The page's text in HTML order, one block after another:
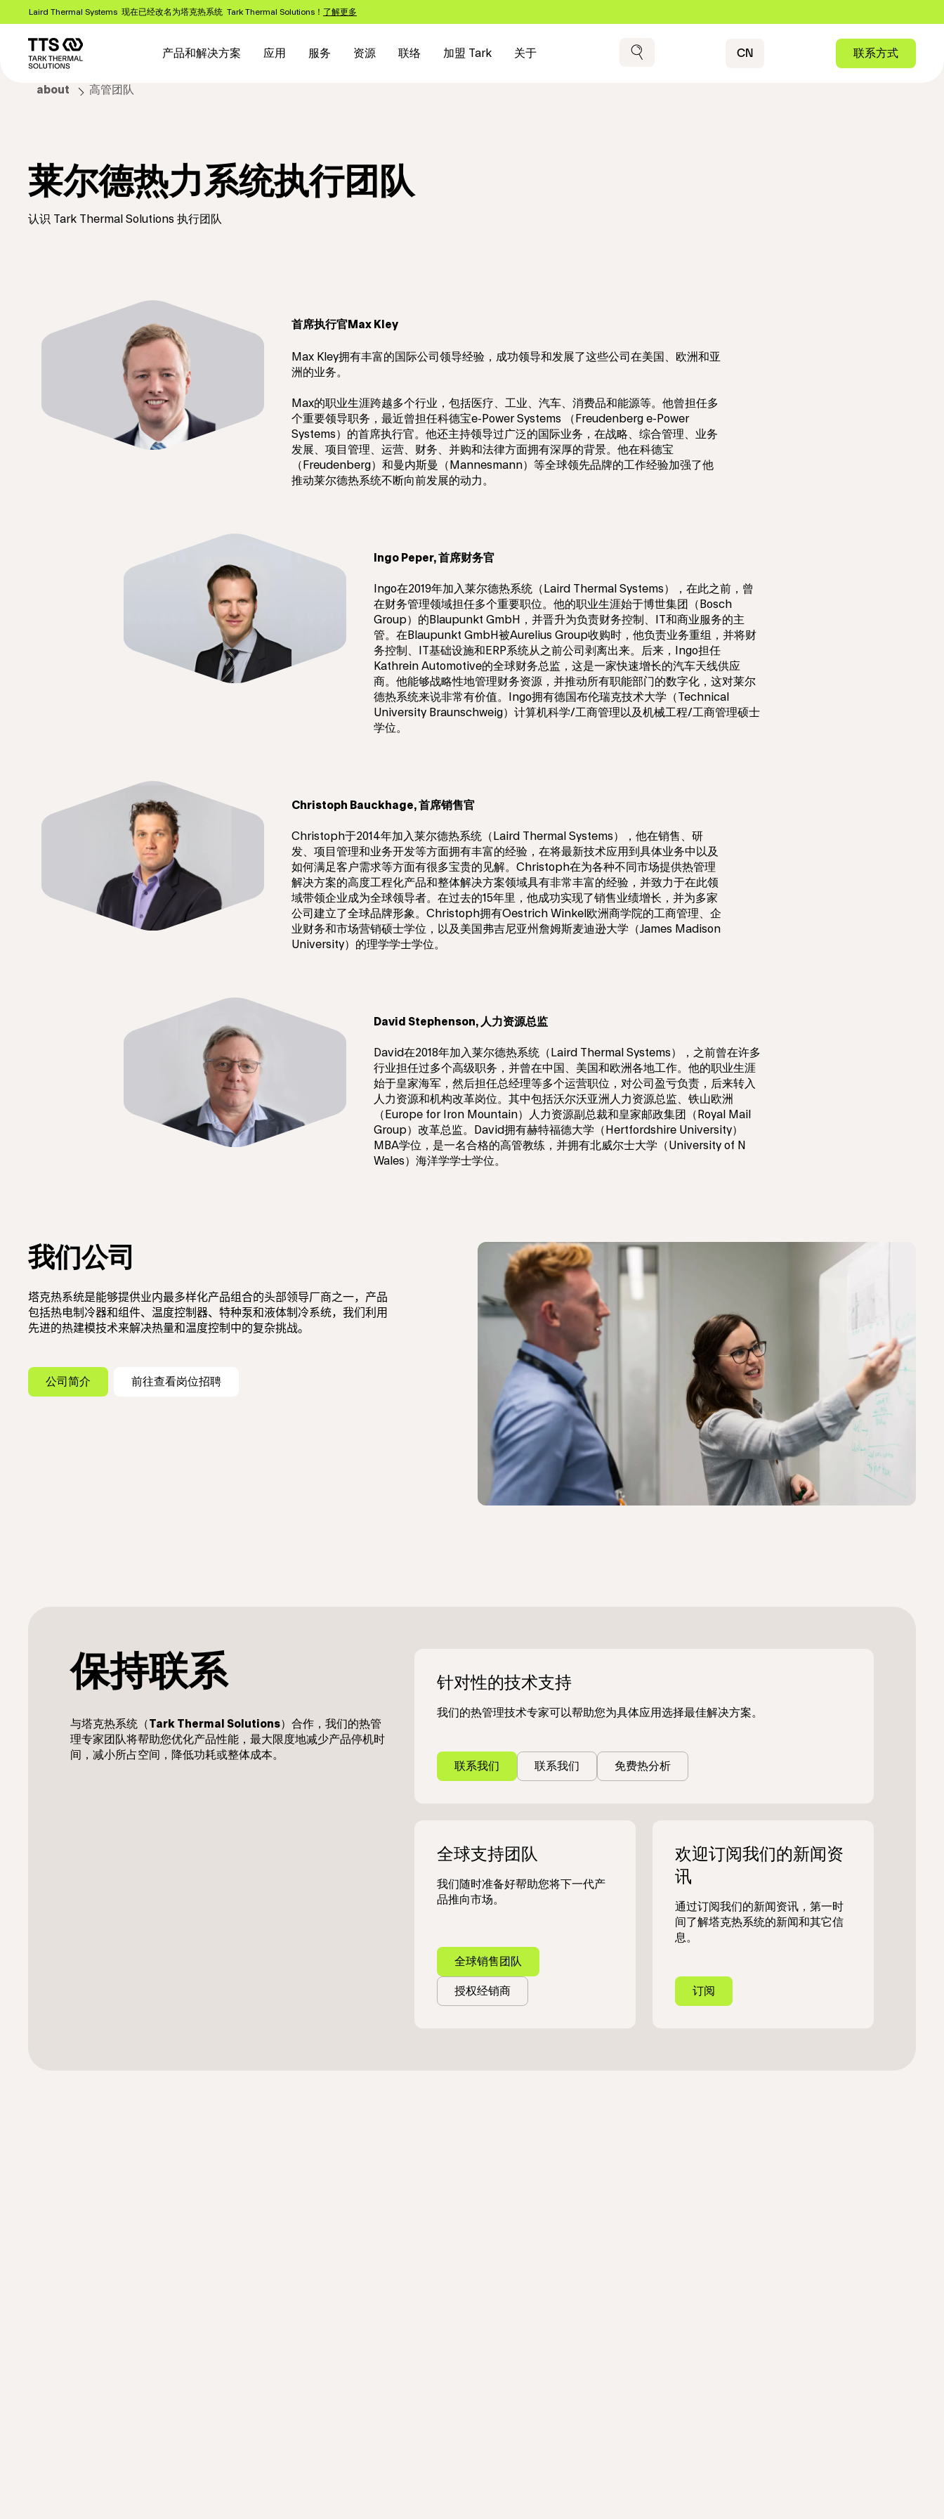
Laird Thermal Systems 现在已经改名为塔克热系统 Tark Thermal Solutions！ 了解更多
navigation
产品和解决方案 应用 服务 资源 联络 加盟 Tark 关于 搜索 CN Contact
联系方式
about 高管团队
莱尔德热力系统执行团队
认识 Tark Thermal Solutions 执行团队
首席执行官Max Kley
Max Kley拥有丰富的国际公司领导经验，成功领导和发展了这些公司在美国、欧洲和亚
洲的业务。
Max的职业生涯跨越多个行业，包括医疗、工业、汽车、消费品和能源等。他曾担任多
个重要领导职务，最近曾担任科德宝e-Power Systems （Freudenberg e-Power
Systems）的首席执行官。他还主持领导过广泛的国际业务，在战略、综合管理、业务
发展、项目管理、运营、财务、并购和法律方面拥有深厚的背景。他在科德宝
（Freudenberg）和曼内斯曼（Mannesmann）等全球领先品牌的工作经验加强了他
推动莱尔德热系统不断向前发展的动力。
Ingo Peper, 首席财务官
Ingo在2019年加入莱尔德热系统（Laird Thermal Systems），在此之前，曾
在财务管理领域担任多个重要职位。他的职业生涯始于博世集团（Bosch
Group）的Blaupunkt GmbH，并晋升为负责财务控制、IT和商业服务的主
管。在Blaupunkt GmbH被Aurelius Group收购时，他负责业务重组，并将财
务控制、IT基础设施和ERP系统从之前公司剥离出来。后来，Ingo担任
Kathrein Automotive的全球财务总监，这是一家快速增长的汽车天线供应
商。他能够战略性地管理财务资源，并推动所有职能部门的数字化，这对莱尔
德热系统来说非常有价值。Ingo拥有德国布伦瑞克技术大学（Technical
University Braunschweig）计算机科学/工商管理以及机械工程/工商管理硕士
学位。
Christoph Bauckhage, 首席销售官
Christoph于2014年加入莱尔德热系统（Laird Thermal Systems），他在销售、研
发、项目管理和业务开发等方面拥有丰富的经验，在将最新技术应用到具体业务中以及
如何满足客户需求等方面有很多宝贵的见解。Christoph在为各种不同市场提供热管理
解决方案的高度工程化产品和整体解决方案领域具有非常丰富的经验，并致力于在此领
域带领企业成为全球领导者。在过去的15年里，他成功实现了销售业绩增长，并为多家
公司建立了全球品牌形象。Christoph拥有Oestrich Winkel欧洲商学院的工商管理、企
业财务和市场营销硕士学位，以及美国弗吉尼亚州詹姆斯麦迪逊大学（James Madison
University）的理学学士学位。
David Stephenson, 人力资源总监
David在2018年加入莱尔德热系统（Laird Thermal Systems），之前曾在许多
行业担任过多个高级职务，并曾在中国、美国和欧洲各地工作。他的职业生涯
始于皇家海军，然后担任总经理等多个运营职位，对公司盈亏负责，后来转入
人力资源和机构改革岗位。其中包括沃尔沃亚洲人力资源总监、铁山欧洲
（Europe for Iron Mountain）人力资源副总裁和皇家邮政集团（Royal Mail
Group）改革总监。David拥有赫特福德大学（Hertfordshire University）
MBA学位，是一名合格的高管教练，并拥有北威尔士大学（University of N
Wales）海洋学学士学位。
我们公司
塔克热系统是能够提供业内最多样化产品组合的头部领导厂商之一，产品
包括热电制冷器和组件、温度控制器、特种泵和液体制冷系统，我们利用
先进的热建模技术来解决热量和温度控制中的复杂挑战。
公司简介 前往查看岗位招聘
保持联系
与塔克热系统（Tark Thermal Solutions）合作，我们的热管
理专家团队将帮助您优化产品性能，最大限度地减少产品停机时
间，减小所占空间，降低功耗或整体成本。
针对性的技术支持
我们的热管理技术专家可以帮助您为具体应用选择最佳解决方案。
联系我们 联系我们 免费热分析
全球支持团队
我们随时准备好帮助您将下一代产
品推向市场。
全球销售团队
授权经销商
欢迎订阅我们的新闻资
讯
通过订阅我们的新闻资讯，第一时
间了解塔克热系统的新闻和其它信
息。
订阅